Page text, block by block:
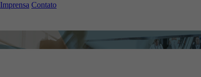
Imprensa Contato